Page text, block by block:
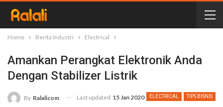
Home Berita Industri Electrical
Amankan Perangkat Elektronik Anda
Dengan Stabilizer Listrik
ELECTRICAL TIPS BISNIS
By Ralalicom Last updated 15 Jan 2020